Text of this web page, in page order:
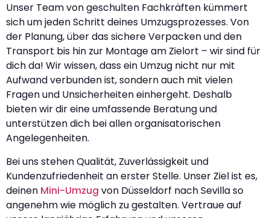
Unser Team von geschulten Fachkräften kümmert
sich um jeden Schritt deines Umzugsprozesses. Von
der Planung, über das sichere Verpacken und den
Transport bis hin zur Montage am Zielort – wir sind für
dich da! Wir wissen, dass ein Umzug nicht nur mit
Aufwand verbunden ist, sondern auch mit vielen
Fragen und Unsicherheiten einhergeht. Deshalb
bieten wir dir eine umfassende Beratung und
unterstützen dich bei allen organisatorischen
Angelegenheiten.
Bei uns stehen Qualität, Zuverlässigkeit und
Kundenzufriedenheit an erster Stelle. Unser Ziel ist es,
deinen Mini-Umzug von Düsseldorf nach Sevilla so
angenehm wie möglich zu gestalten. Vertraue auf